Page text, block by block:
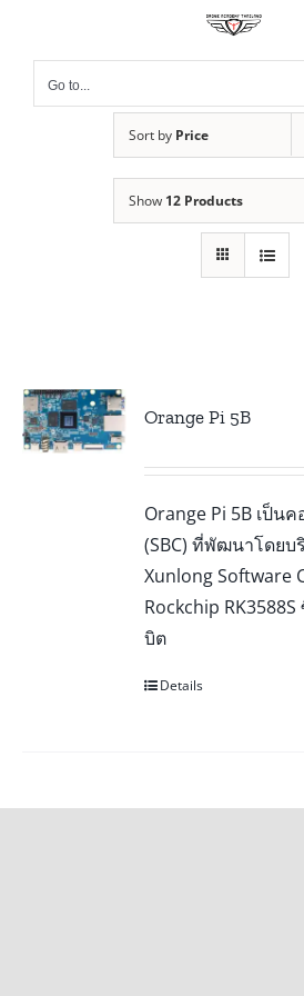
contentGo to...
Sort by Price
Show 12 Products
Orange Pi 5B
Orange Pi 5B เป็น
(SBC) ที่พัฒนาโดยบ
Xunlong Software
Rockchip
บิต
Details